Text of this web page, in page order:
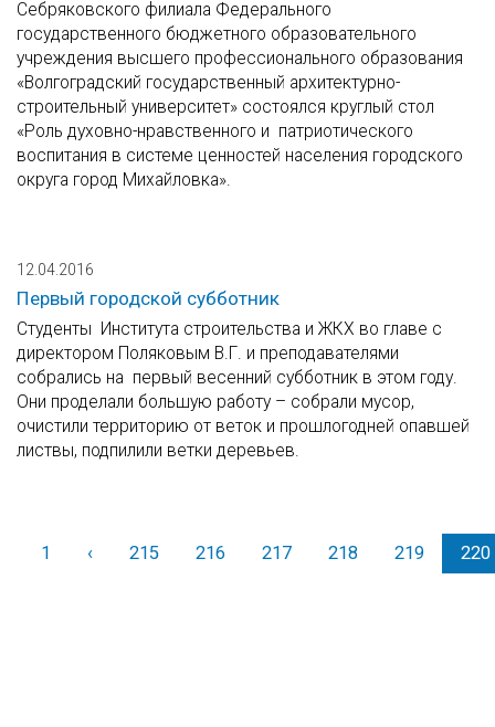
Себряковского филиала Федерального
государственного бюджетного образовательного
учреждения высшего профессионального образования
«Волгоградский государственный архитектурно-
строительный университет» состоялся круглый стол
«Роль духовно-нравственного и патриотического
воспитания в системе ценностей населения городского
округа город Михайловка».
12.04.2016
Первый городской субботник
Студенты Института строительства и ЖКХ во главе с
директором Поляковым В.Г. и преподавателями
собрались на первый весенний субботник в этом году.
Они проделали большую работу – собрали мусор,
очистили территорию от веток и прошлогодней опавшей
листвы, подпилили ветки деревьев.
1 ‹Назад215 216 217 218 219 220